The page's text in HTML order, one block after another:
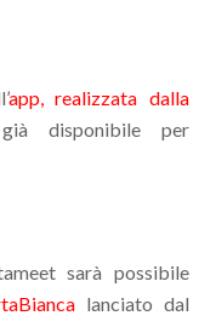
app, realizzata dalla
disponibile per
sarà possibile
lanciato dal